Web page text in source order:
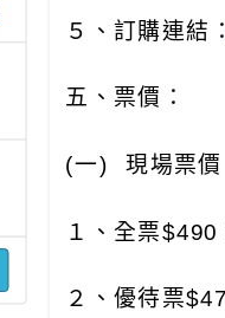
５、訂購連結：
五、票價：
(一)現場票價
１、全票$490
２、優待票